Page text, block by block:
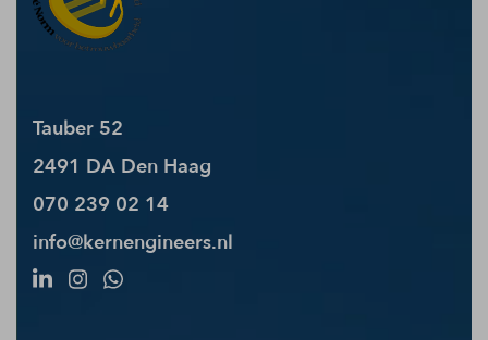
Tauber 52
2491 DA Den Haag
070 239 02 14
info@kernengineers.nl